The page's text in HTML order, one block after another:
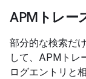
APMトレー
部分的な検索だ
して、APMトレ
ログエントリと